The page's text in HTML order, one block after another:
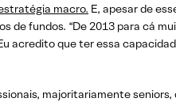
macro. E, apesar de
de fundos. “De 2013 para cá
acredito que ter essa
majoritariamente seniors,